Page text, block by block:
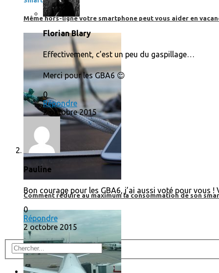
Même hors-ligne votre smartphone peut vous aider en
Comment réduire au maximum la consommation de son
Florian Blary
Effectivement, c’est un peu du gaspillage…
Merci pour les GBA6 😉
0
Répondre
2 octobre 2015
Pauline
Bon courage pour les GBA6, j’ai aussi voté pour
0
Répondre
2 octobre 2015